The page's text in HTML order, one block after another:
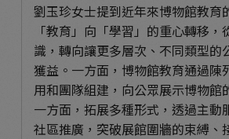
劉玉珍女士提到近年來博物館教育
「教育」向「學習」的重心轉移
識，轉向讓更多層次、不同類型的
獲益。一方面，博物館教育通過陳
用和團隊組建，向公眾展示博物館
一方面，拓展多種形式，透過主動
社區推廣，突破展館圍牆的束縛、